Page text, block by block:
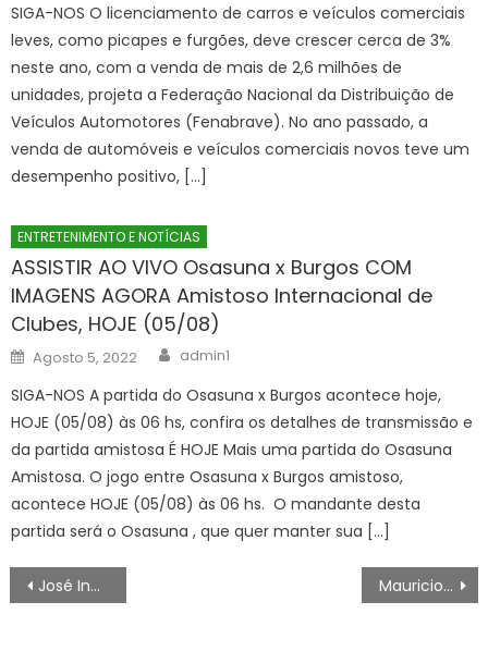
SIGA-NOS O licenciamento de carros e veículos comerciais
leves, como picapes e furgões, deve crescer cerca de 3%
neste ano, com a venda de mais de 2,6 milhões de
unidades, projeta a Federação Nacional da Distribuição de
Veículos Automotores (Fenabrave). No ano passado, a
venda de automóveis e veículos comerciais novos teve um
desempenho positivo, […]
ENTRETENIMENTO E NOTÍCIAS
ASSISTIR AO VIVO Osasuna x Burgos COM
IMAGENS AGORA Amistoso Internacional de
Clubes, HOJE (05/08)
Posted
on
Agosto 5, 2022 Author
admin1
SIGA-NOS A partida do Osasuna x Burgos acontece hoje,
HOJE (05/08) às 06 hs, confira os detalhes de transmissão e
da partida amistosa É HOJE Mais uma partida do Osasuna
Amistosa. O jogo entre Osasuna x Burgos amistoso,
acontece HOJE (05/08) às 06 hs. O mandante desta
partida será o Osasuna , que quer manter sua […]
Navegação
de
José Inocêncio se torna cadeirante, mas seu final será diferente da primeira versão Mauricio Lemos é do Vasco, detalhes são divulgados